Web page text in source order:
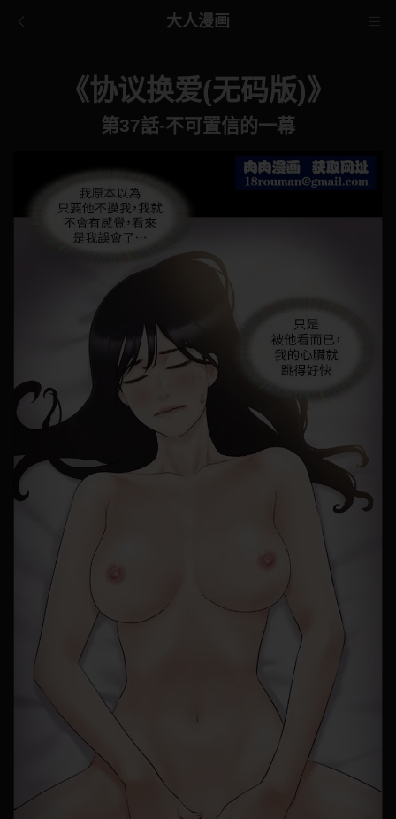
大人漫画
《协议换爱(无码版)》
第37話-不可置信的一幕